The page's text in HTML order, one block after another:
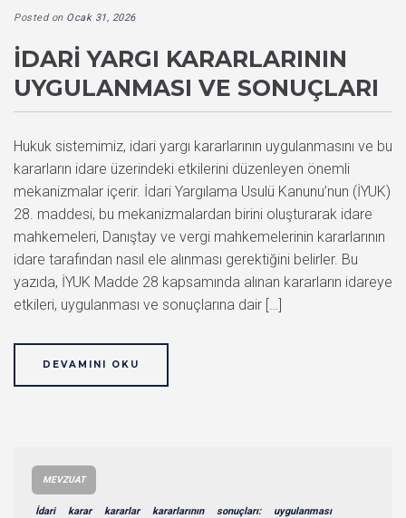
Posted on Ocak 31, 2026
İDARI YARGI KARARLARININ
UYGULANMASI VE SONUÇLARI
Hukuk sistemimiz, idari yargı kararlarının uygulanmasını ve bu
kararların idare üzerindeki etkilerini düzenleyen önemli
mekanizmalar içerir. İdari Yargılama Usulü Kanunu’nun (İYUK)
28. maddesi, bu mekanizmalardan birini oluşturarak idare
mahkemeleri, Danıştay ve vergi mahkemelerinin kararlarının
idare tarafından nasıl ele alınması gerektiğini belirler. Bu
yazıda, İYUK Madde 28 kapsamında alınan kararların idareye
etkileri, uygulanması ve sonuçlarına dair […]
DEVAMINI OKU
MEVZUAT
İdari karar kararlar kararlarının sonuçları: uygulanması